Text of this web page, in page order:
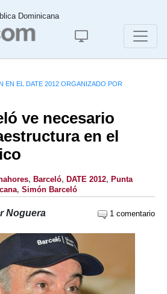
Dominicana
EN EL DATE 2012 ORGANIZADO POR
ve necesario
en el
, Barceló, DATE 2012, Punta
, Simón Barceló
Noguera 1 comentario